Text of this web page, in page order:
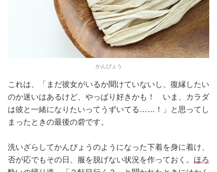
かんぴょう
これは、「まだ彼女がいるか聞けていないし、復縁したい
のか迷いはあるけど、やっぱり好きかも！ いま、カラダ
は彼と一緒になりたいってうずいてる……！」と思ってし
まったときの最後の砦です。
洗いざらしてかんぴょうのようになった下着を身に着け、
否が応でもその日、服を脱げない状況を作っておく。 ほろ